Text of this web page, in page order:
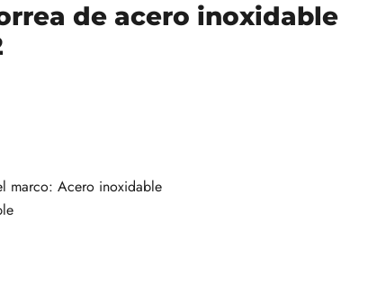
de acero inoxidable
marco: Acero inoxidable